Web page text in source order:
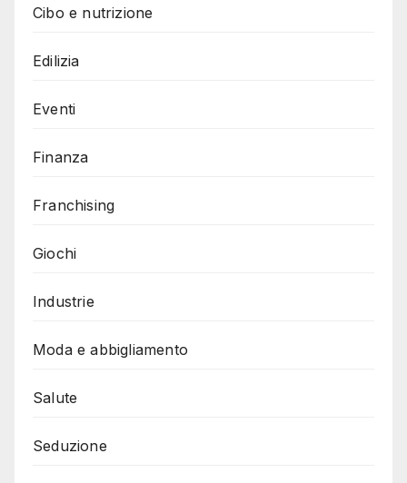
Cibo e nutrizione
Edilizia
Eventi
Finanza
Franchising
Giochi
Industrie
Moda e abbigliamento
Salute
Seduzione